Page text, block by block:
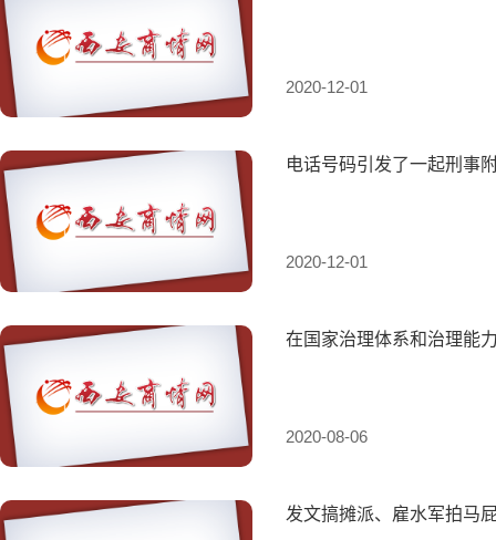
2020-12-01
电话号码引发了一起刑事
2020-12-01
在国家治理体系和治理能
2020-08-06
发文搞摊派、雇水军拍马